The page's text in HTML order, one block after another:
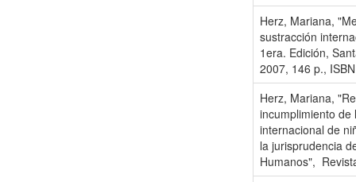
Herz, Mariana,
sustracción
1era. Edición,
2007, 146 p.,
Herz, Mariana,
incumplimiento de
internacional de
la jurisprudencia
Humanos",